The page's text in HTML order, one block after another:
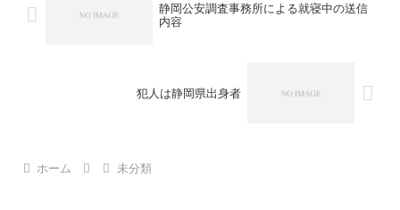
静岡公安調査事務所による就寝中の送信
内容
犯人は静岡県出身者
ホーム 未分類